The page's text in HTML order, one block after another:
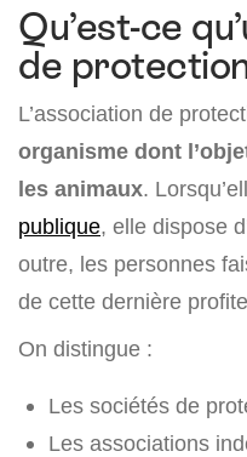
Qu’est-ce
de
L’association de
organisme dont
les animaux.
publique, elle dispose
outre, les personnes
de cette dernière
On distingue :
Les sociétés de
Les associations